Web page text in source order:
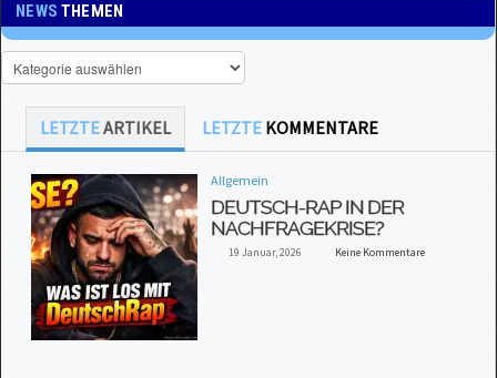
NEWSTHEMEN
LETZTEARTIKEL LETZTE KOMMENTARE
Allgemein
DEUTSCH-RAP IN DER
NACHFRAGEKRISE?
19 Januar, 2026 Keine Kommentare